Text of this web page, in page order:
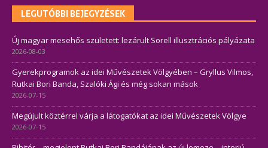
LEGUTÓBBI BEJEGYZÉSEK
Új magyar mesehős született: lezárult Sorell illusztrációs pályázata
2026-08-03
Gyerekprogramok az idei Művészetek Völgyében – Gryllus Vilmos,
Rutkai Bori Banda, Szalóki Ági és még sokan mások
2026-07-15
Megújult köztérrel várja a látogatókat az idei Művészetek Völgye
2026-07-15